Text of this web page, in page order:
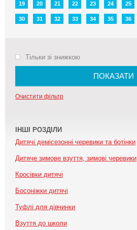
19 20 21 22 23 24 25
30 31 32 33 34 35 36
Тільки зі знижкою
ПОКАЗАТИ
Очистити фільтр
ІНШІ РОЗДІЛИ
Дитячі демісезонні черевики та ботінки
Дитяче зимове взуття, зимові черевики
Кросівки дитячі
Босоніжки дитячі
Туфлі для дівчинки
Взуття до школи